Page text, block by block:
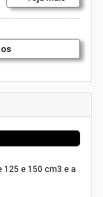
125 e 150 cm3 e a